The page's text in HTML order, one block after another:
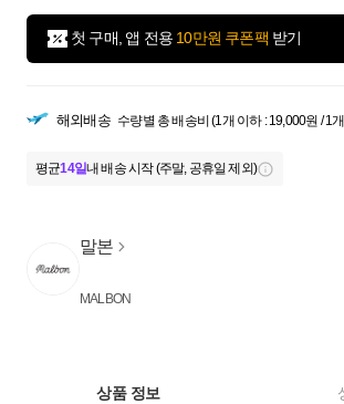
첫 구매, 앱 전용 10만원 쿠폰팩 받기
해외배송 수량별 총 배송비 (1개 이하 : 19,000원 / 1
평균14일내 배송 시작 (주말, 공휴일 제외)
말본
MALBON
상품 정보